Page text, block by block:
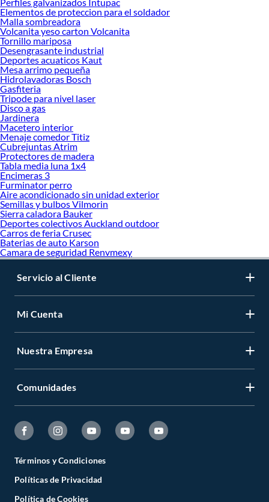
Elementos de proteccion para el soldador
Malla sombreadora
Volcanita yeso carton Volcanita
Tornillo mariposa
Desengrasante industrial
Deportes acuaticos Kaut
Mesa arrimo pequeña
Hidrolavadoras Bosch
Gasfiteria
Tripode para nivel laser
Disco a gas
Jardinera
Macetero interior
Menaje comedor Titiz
Cubrejuntas Atrim
Protectores de madera
Tabla media luna 1x4
Encimeras 3
Furminator perro
Aire acondicionado sin unidad exterior
Semillas y bulbos Vilmorin
Sierra caladora Bauker
Deportes colectivos Auckland outdoor
Carros de feria Crusec
Baterias de auto Karson
Camara de seguridad Renvmexy
Servicio al Cliente
Mi Cuenta
Nuestra Empresa
Comunidades
Términos y Condiciones
Políticas de Privacidad
Política de Cookies